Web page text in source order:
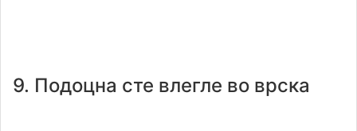
9. Подоцна сте влегле во врска